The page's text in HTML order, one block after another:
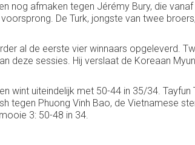
nog afmaken tegen Jérémy Bury, die
De Turk, jongste van twee
al de eerste vier winnaars opgeleverd.
deze sessies. Hij verslaat de Koreaan
uiteindelijk met 50-44 in 35/34.
tegen Phuong Vinh Bao, de Vietnamese
3: 50-48 in 34.